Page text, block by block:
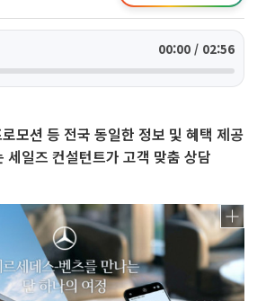
00:00 / 02:56
모션 등 전국 동일한 정보 및 혜택 제공
세일즈 컨설턴트가 고객 맞춤 상담